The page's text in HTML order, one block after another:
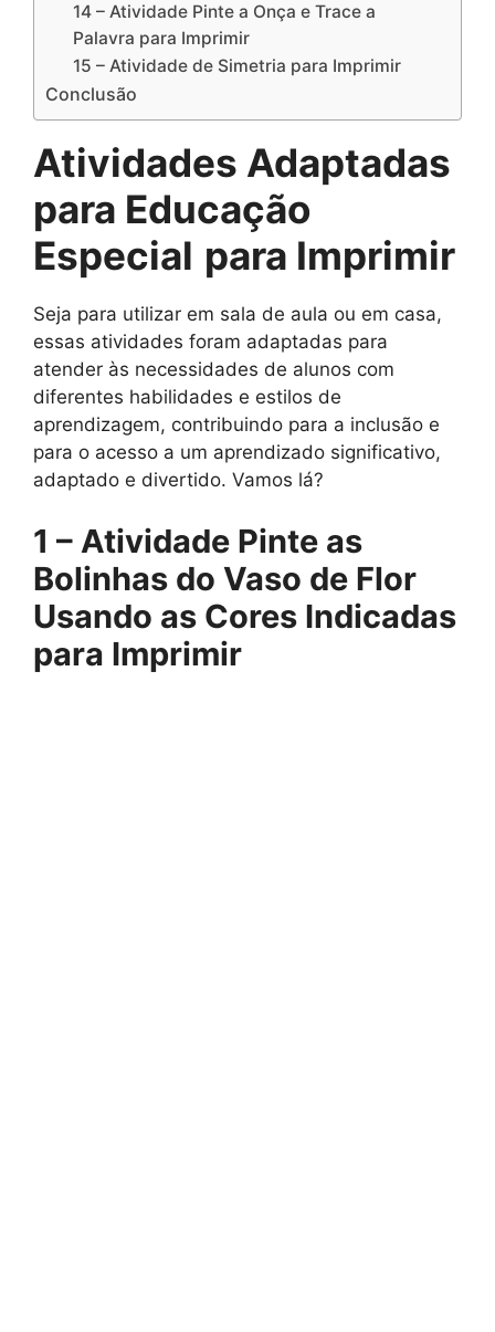
14 – Atividade Pinte a Onça e Trace a
Palavra para Imprimir
15 – Atividade de Simetria para Imprimir
Conclusão
Atividades Adaptadas
para Educação
Especial para Imprimir
Seja para utilizar em sala de aula ou em casa,
essas atividades foram adaptadas para
atender às necessidades de alunos com
diferentes habilidades e estilos de
aprendizagem, contribuindo para a inclusão e
para o acesso a um aprendizado significativo,
adaptado e divertido. Vamos lá?
1 – Atividade Pinte as
Bolinhas do Vaso de Flor
Usando as Cores Indicadas
para Imprimir